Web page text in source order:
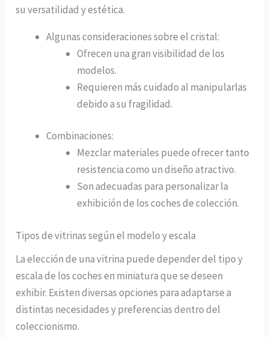
su versatilidad y estética.
Algunas consideraciones sobre el cristal:
Ofrecen una gran visibilidad de los
modelos.
Requieren más cuidado al manipularlas
debido a su fragilidad.
Combinaciones:
Mezclar materiales puede ofrecer tanto
resistencia como un diseño atractivo.
Son adecuadas para personalizar la
exhibición de los coches de colección.
Tipos de vitrinas según el modelo y escala
La elección de una vitrina puede depender del tipo y
escala de los coches en miniatura que se deseen
exhibir. Existen diversas opciones para adaptarse a
distintas necesidades y preferencias dentro del
coleccionismo.